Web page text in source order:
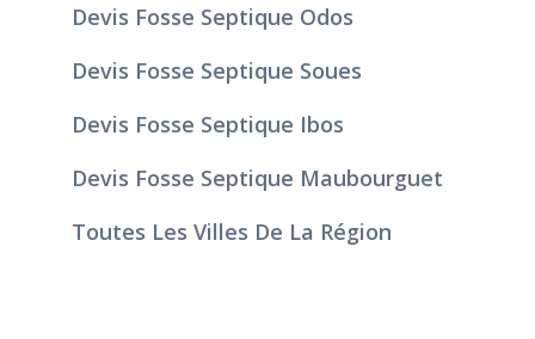
Devis Fosse Septique Odos
Devis Fosse Septique Soues
Devis Fosse Septique Ibos
Devis Fosse Septique Maubourguet
Toutes Les Villes De La Région